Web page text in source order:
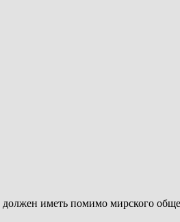
иметь помимо мирского